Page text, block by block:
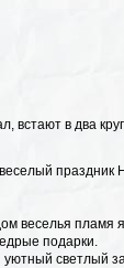
встают в два
праздник
веселья пламя
подарки.
светлый